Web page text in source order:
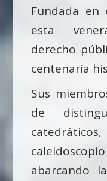
Fundada en
esta
derecho
centenaria
Sus
de
abarcando